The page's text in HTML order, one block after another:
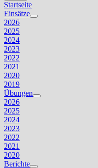
Startseite
Einsätze
Untermenü
2026
2025
2024
2023
2022
2021
2020
2019
Übungen
Untermenü
2026
2025
2024
2023
2022
2021
2020
Berichte